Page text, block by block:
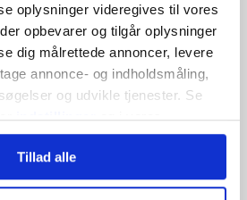
oplysninger videregives til vores
opbevarer og tilgår oplysninger
dig målrettede annoncer, levere
annonce- og indholdsmåling,
og udvikle tjenester. Se
indstillingerog i vores
kan altid trække dit samtykke
fra vores
ved at trykke på "Privacy
Tillad alle
og reducerer belastning.
– alt nødvendigt værktøj og
App
– helt gratis.